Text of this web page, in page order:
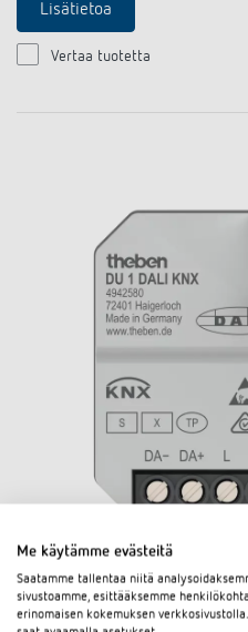
Lisätietoa
Vertaa tuotetta
Me käytämme evästeitä
Saatamme tallentaa niitä
sivustoamme, esittääksemme
erinomaisen kokemuksen